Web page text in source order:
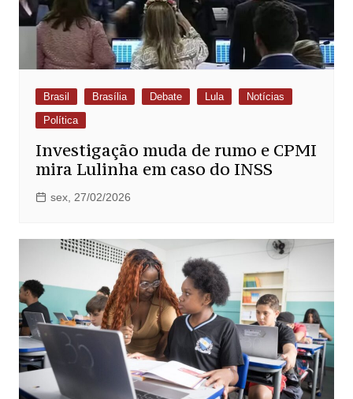
Brasil Brasília Debate Lula
Notícias
Política
Investigação muda de rumo e CPMI
mira Lulinha em caso do INSS
sex, 27/02/2026